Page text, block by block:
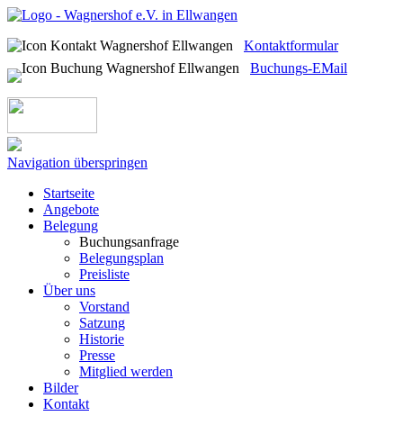
Kontaktformular
Buchungs-EMail
Navigation überspringen
Startseite
Angebote
Belegung
Buchungsanfrage
Belegungsplan
Preisliste
Über uns
Vorstand
Satzung
Historie
Presse
Mitglied werden
Bilder
Kontakt